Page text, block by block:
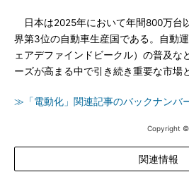
日本は2025年において年間800万台
界第3位の自動車生産国である。自動
ェアデファインドビークル）の普及な
ーズが高まる中で引き続き重要な市場
≫「電動化」関連記事のバックナンバ
Copyright ©
関連情報